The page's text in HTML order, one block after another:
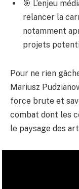
🎯 L’enjeu
relancer la
notamment
projets
Pour ne rien
Mariusz
force brute et
combat dont les
le paysage des